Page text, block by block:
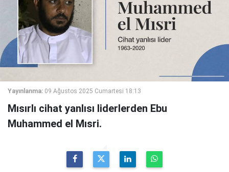
Yayınlanma: 09 Ağustos 2025 Cumartesi 18:13
Mısırlı cihat yanlısı liderlerden Ebu
Muhammed el Mısri.